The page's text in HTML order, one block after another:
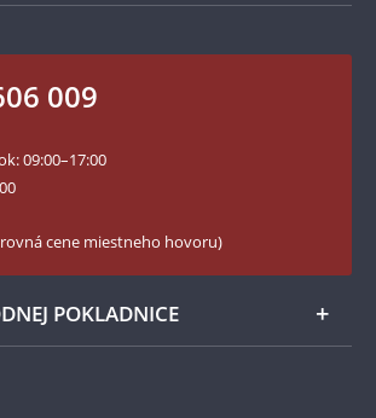
Česko-Slovenska
Pokladnice
Pokladnice
009
09:00–17:00
cene miestneho hovoru)
POKLADNICE